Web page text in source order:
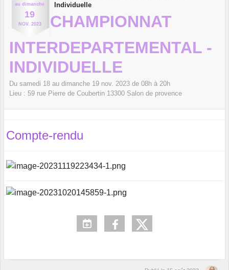
au dimanche
19
NOV. 2023
Individuelle
CHAMPIONNAT
INTERDEPARTEMENTAL -
INDIVIDUELLE
Du samedi 18 au dimanche 19 nov. 2023 de 08h à 20h
Lieu : 59 rue Pierre de Coubertin 13300 Salon de provence
Compte-rendu